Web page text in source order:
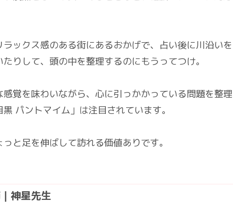
ックス感のある街にあるおかげで、占い後に川沿いを
りして、頭の中を整理するのにもうってつけ。
覚を味わいながら、心に引っかかっている問題を整理
パントマイム」は注目されています。
と足を伸ばして訪れる価値ありです。
神星先生